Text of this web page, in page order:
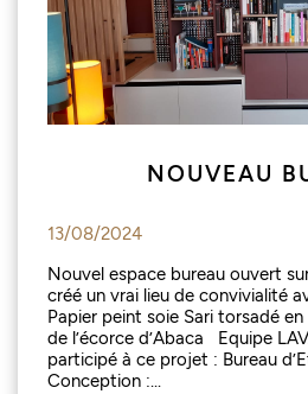
NOUVEAU
13/08/2024
Nouvel espace bureau ouvert
créé un vrai lieu de convivialité
Papier peint soie Sari torsadé
de l’écorce d’Abaca Equipe
participé à ce projet : Bureau
Conception :...